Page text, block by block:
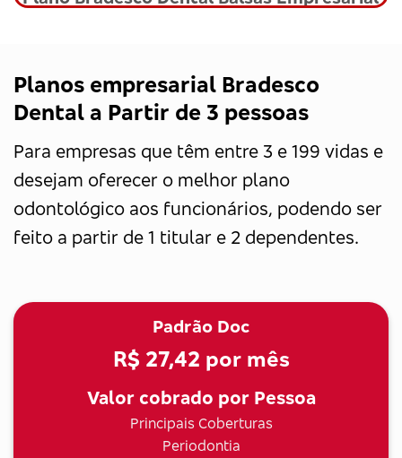
Planos empresarial Bradesco
Dental a Partir de 3 pessoas
Para empresas que têm entre 3 e 199 vidas e
desejam oferecer o melhor plano
odontológico aos funcionários, podendo ser
feito a partir de 1 titular e 2 dependentes.
Padrão Doc
R$ 27,42 por mês
Valor cobrado por Pessoa
Principais Coberturas
Periodontia